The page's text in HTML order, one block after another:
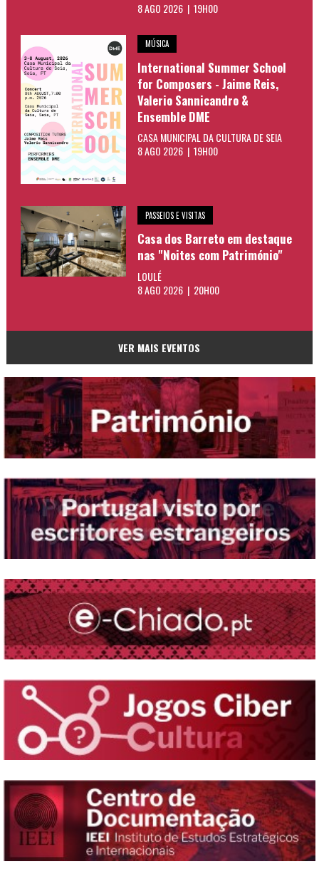
8 AGO 2026 | 19H00
MÚSICA
International Summer School
for Composers - Jaime Reis,
Valerio Sannicandro &
Ensemble DME
CASA MUNICIPAL DA CULTURA DE SEIA
8 AGO 2026 | 19H00
PASSEIOS E VISITAS
Casa dos Barreto em destaque
nas "Noites com Património"
LOULÉ
8 AGO 2026 | 20H00
VER MAIS EVENTOS